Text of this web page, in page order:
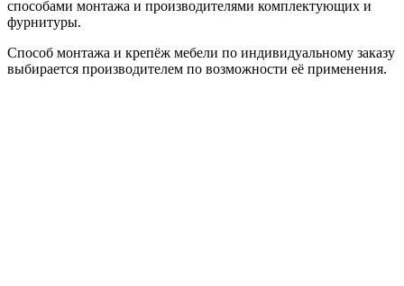
способами монтажа и производителями комплектующих и
фурнитуры.
Способ монтажа и крепёж мебели по индивидуальному заказу
выбирается производителем по возможности её применения.